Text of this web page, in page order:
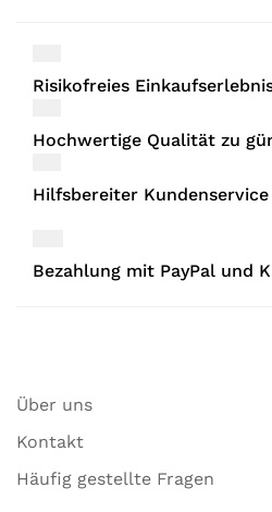
Risikofreies
Hochwertige Qualität zu
Hilfsbereiter Kundenservice
Bezahlung mit PayPal und
Über uns
Kontakt
Häufig gestellte Fragen